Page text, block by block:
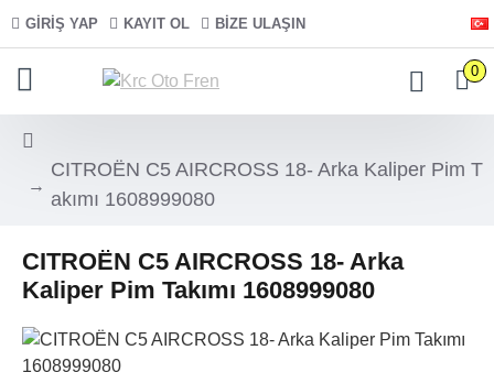
GIRIŞ YAP KAYIT OL BIZE ULAŞIN
0
CITROËN C5 AIRCROSS 18- Arka Kaliper Pim T
akımı 1608999080
CITROËN C5 AIRCROSS 18- Arka
Kaliper Pim Takımı 1608999080